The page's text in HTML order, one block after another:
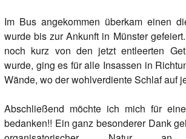
Im Bus angekommen überkam einen
wurde bis zur Ankunft in Münster
noch kurz von den jetzt entleerten
wurde, ging es für alle Insassen in
Wände, wo der wohlverdiente Schlaf auf
Abschließend möchte ich mich für
bedanken!! Ein ganz besonderer Dank